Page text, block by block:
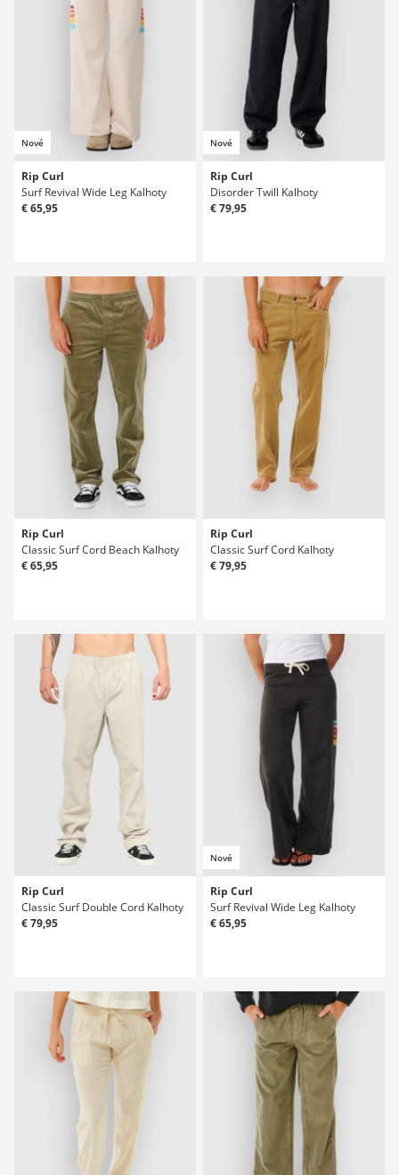
Nové
Rip Curl
Surf Revival Wide Leg Kalhoty
€ 65,95
Nové
Rip Curl
Disorder Twill Kalhoty
€ 79,95
Rip Curl
Classic Surf Cord Beach Kalhoty
€ 65,95
Rip Curl
Classic Surf Cord Kalhoty
€ 79,95
Rip Curl
Classic Surf Double Cord Kalhoty
€ 79,95
Nové
Rip Curl
Surf Revival Wide Leg Kalhoty
€ 65,95